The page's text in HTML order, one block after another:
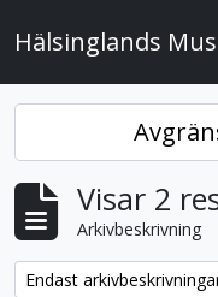
Hälsinglands
Visar 2
Arkivbeskrivning
Remove filter:
Endast